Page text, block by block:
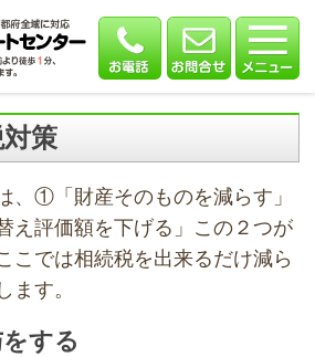
策
、①「財産そのものを減らす」
え評価額を下げる」この２つが
こでは相続税を出来るだけ減ら
ます。
する